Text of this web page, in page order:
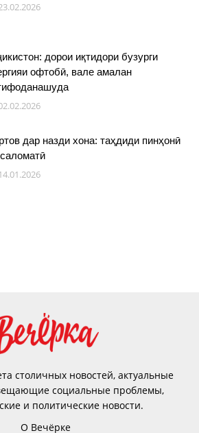
дорои иқтидори бузурги
офтобӣ, вале амалан
дар назди хона: таҳдиди пинҳонӣ
столичных новостей, актуальные
социальные проблемы,
и политические новости.
О Вечёрке